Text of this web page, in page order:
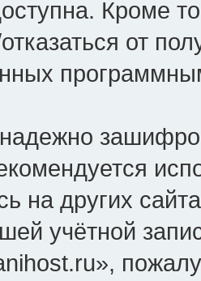
Кроме
от
на других
учётной